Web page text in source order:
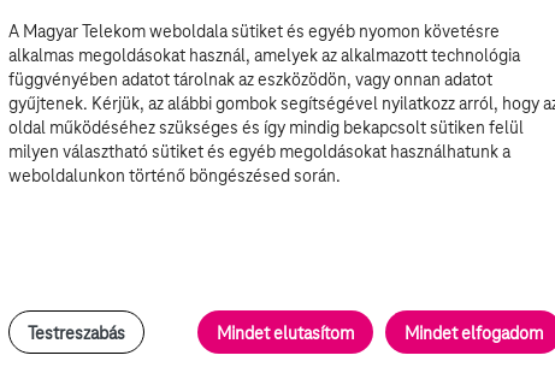
A Magyar Telekom weboldala sütiket és egyéb nyomon követésre
alkalmas megoldásokat használ, amelyek az alkalmazott technológia
függvényében adatot tárolnak az eszközödön, vagy onnan adatot
gyűjtenek. Kérjük, az alábbi gombok segítségével nyilatkozz arról, hogy
oldal működéséhez szükséges és így mindig bekapcsolt sütiken felül
milyen választható sütiket és egyéb megoldásokat használhatunk a
weboldalunkon történő böngészésed során.
Testreszabás Mindet elutasítom Mindet elfogadom